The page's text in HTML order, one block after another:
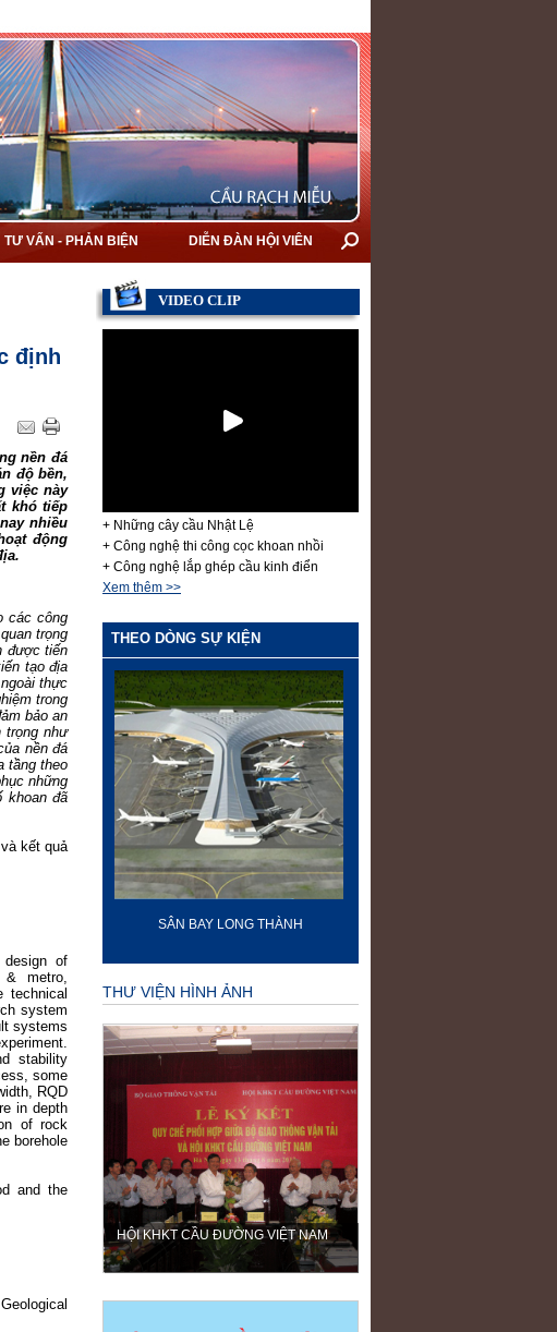
TƯ VẤN - PHẢN BIỆN DIỄN ĐÀN HỘI VIÊN
định
nền đá
độ bền,
việc này
khó tiếp
nhiều
động
các công
trọng
được tiến
tạo địa
thực
trong
bảo an
trọng như
nền đá
tầng theo
những
khoan đã
kết quả
of
& metro,
technical
system
systems
stability
some
RQD
in depth
of rock
borehole
and the
VIDEO CLIP
+ Những cây cầu Nhật Lệ
+ Công nghệ thi công cọc khoan nhồi
+ Công nghệ lắp ghép cầu kinh điển
Xem thêm >>
THEO DÒNG SỰ KIỆN
SÂN BAY LONG THÀNH
THƯ VIỆN HÌNH ẢNH
HỘI KHKT CẦU ĐƯỜNG VIỆT NAM